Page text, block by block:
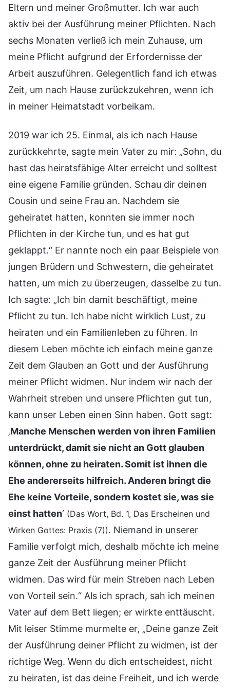
Eltern und meiner Großmutter. Ich war auch
aktiv bei der Ausführung meiner Pflichten. Nach
sechs Monaten verließ ich mein Zuhause, um
meine Pflicht aufgrund der Erfordernisse der
Arbeit auszuführen. Gelegentlich fand ich etwas
Zeit, um nach Hause zurückzukehren, wenn ich
in meiner Heimatstadt vorbeikam.
2019 war ich 25. Einmal, als ich nach Hause
zurückkehrte, sagte mein Vater zu mir: „Sohn, du
hast das heiratsfähige Alter erreicht und solltest
eine eigene Familie gründen. Schau dir deinen
Cousin und seine Frau an. Nachdem sie
geheiratet hatten, konnten sie immer noch
Pflichten in der Kirche tun, und es hat gut
geklappt.“ Er nannte noch ein paar Beispiele von
jungen Brüdern und Schwestern, die geheiratet
hatten, um mich zu überzeugen, dasselbe zu tun.
Ich sagte: „Ich bin damit beschäftigt, meine
Pflicht zu tun. Ich habe nicht wirklich Lust, zu
heiraten und ein Familienleben zu führen. In
diesem Leben möchte ich einfach meine ganze
Zeit dem Glauben an Gott und der Ausführung
meiner Pflicht widmen. Nur indem wir nach der
Wahrheit streben und unsere Pflichten gut tun,
kann unser Leben einen Sinn haben. Gott sagt:
‚Manche Menschen werden von ihren Familien
unterdrückt, damit sie nicht an Gott glauben
können, ohne zu heiraten. Somit ist ihnen die
Ehe andererseits hilfreich. Anderen bringt die
Ehe keine Vorteile, sondern kostet sie, was sie
einst hatten‘ (Das Wort, Bd. 1, Das Erscheinen und
Wirken Gottes: Praxis (7)). Niemand in unserer
Familie verfolgt mich, deshalb möchte ich meine
ganze Zeit der Ausführung meiner Pflicht
widmen. Das wird für mein Streben nach Leben
von Vorteil sein.“ Als ich sprach, sah ich meinen
Vater auf dem Bett liegen; er wirkte enttäuscht.
Mit leiser Stimme murmelte er, „Deine ganze Zeit
der Ausführung deiner Pflicht zu widmen, ist der
richtige Weg. Wenn du dich entscheidest, nicht
zu heiraten, ist das deine Freiheit, und ich werde